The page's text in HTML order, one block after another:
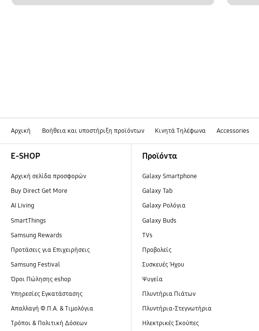
Αρχική Βοήθεια και υποστήριξη προϊόντων Κινητά Τηλέφωνα Accessories
E-SHOP
Αρχική σελίδα προσφορών
Buy Direct Get More
AI Living
SmartThings
Samsung Rewards
Προτάσεις για Επιχειρήσεις
Samsung Festival
Όροι Πώλησης eshop
Υπηρεσίες Εγκατάστασης
Απαλλαγή Φ.Π.Α. & Τιμολόγια
Τρόποι & Πολιτική Δόσεων
Προϊόντα
Galaxy Smartphone
Galaxy Tab
Galaxy Ρολόγια
Galaxy Buds
TVs
Προβολείς
Συσκευές Ήχου
Ψυγεία
Πλυντήρια Πιάτων
Πλυντήρια-Στεγνωτήρια
Ηλεκτρικές Σκούπες